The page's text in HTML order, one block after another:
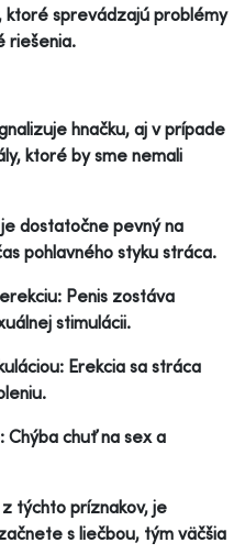
ktoré sprevádzajú problémy
riešenia.
hnačku, aj v prípade
ktoré by sme nemali
dostatočne pevný na
pohlavného styku stráca.
Penis zostáva
stimulácii.
Erekcia sa stráca
Chýba chuť na sex a
týchto príznakov, je
s liečbou, tým väčšia